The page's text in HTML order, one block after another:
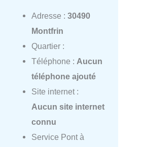
Adresse : 30490
Montfrin
Quartier :
Téléphone : Aucun
téléphone ajouté
Site internet :
Aucun site internet
connu
Service Pont à